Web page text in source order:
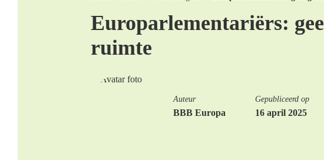
Europarlementariërs:
ruimte
Auteur
BBB Europa
Gepubliceerd op
16 april 2025